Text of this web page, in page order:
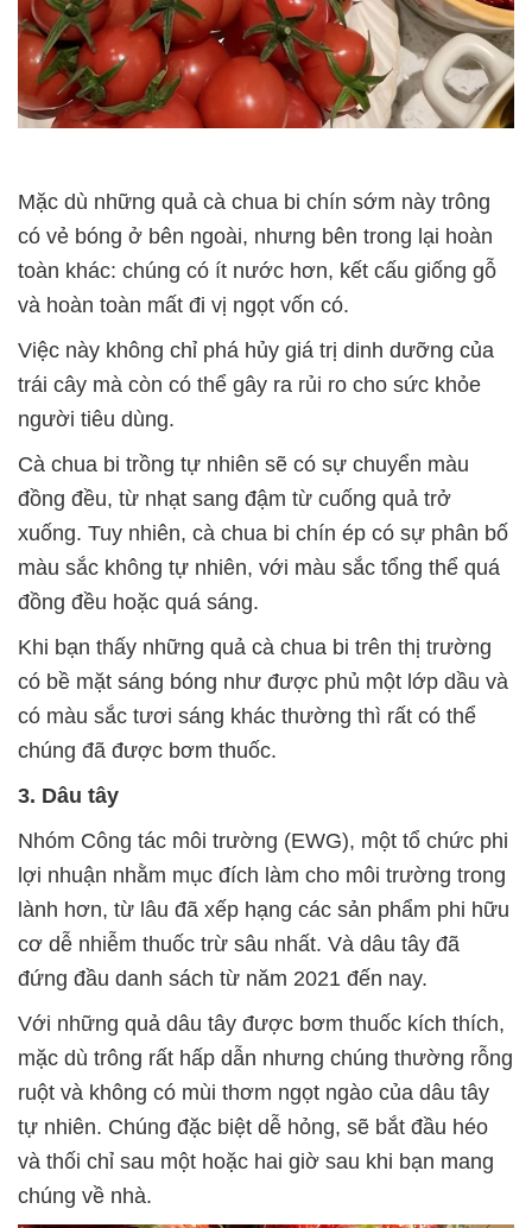
Mặc dù những quả cà chua bi chín sớm này trông
có vẻ bóng ở bên ngoài, nhưng bên trong lại hoàn
toàn khác: chúng có ít nước hơn, kết cấu giống gỗ
và hoàn toàn mất đi vị ngọt vốn có.
Việc này không chỉ phá hủy giá trị dinh dưỡng của
trái cây mà còn có thể gây ra rủi ro cho sức khỏe
người tiêu dùng.
Cà chua bi trồng tự nhiên sẽ có sự chuyển màu
đồng đều, từ nhạt sang đậm từ cuống quả trở
xuống. Tuy nhiên, cà chua bi chín ép có sự phân bố
màu sắc không tự nhiên, với màu sắc tổng thể quá
đồng đều hoặc quá sáng.
Khi bạn thấy những quả cà chua bi trên thị trường
có bề mặt sáng bóng như được phủ một lớp dầu và
có màu sắc tươi sáng khác thường thì rất có thể
chúng đã được bơm thuốc.
3. Dâu tây
Nhóm Công tác môi trường (EWG), một tổ chức phi
lợi nhuận nhằm mục đích làm cho môi trường trong
lành hơn, từ lâu đã xếp hạng các sản phẩm phi hữu
cơ dễ nhiễm thuốc trừ sâu nhất. Và dâu tây đã
đứng đầu danh sách từ năm 2021 đến nay.
Với những quả dâu tây được bơm thuốc kích thích,
mặc dù trông rất hấp dẫn nhưng chúng thường rỗng
ruột và không có mùi thơm ngọt ngào của dâu tây
tự nhiên. Chúng đặc biệt dễ hỏng, sẽ bắt đầu héo
và thối chỉ sau một hoặc hai giờ sau khi bạn mang
chúng về nhà.